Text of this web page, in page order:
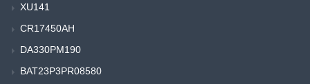
XU141
CR17450AH
DA330PM190
BAT23P3PR08580